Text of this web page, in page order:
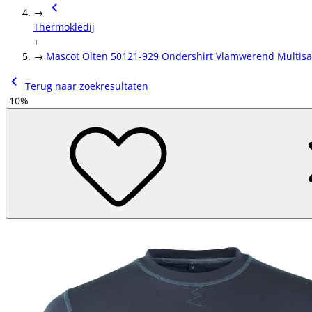
→
Thermokledij
+
→ Mascot Olten 50121-929 Ondershirt Vlamwerend
Terug naar zoekresultaten
-10%